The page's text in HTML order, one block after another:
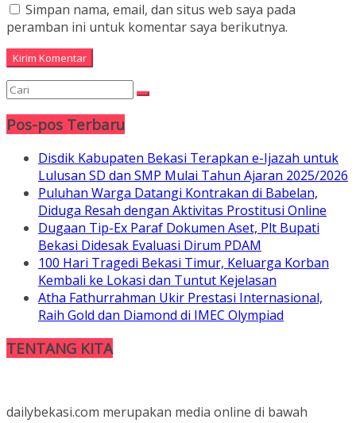
Simpan nama, email, dan situs web saya pada
peramban ini untuk komentar saya berikutnya.
Pos-pos Terbaru
Disdik Kabupaten Bekasi Terapkan e-Ijazah untuk
Lulusan SD dan SMP Mulai Tahun Ajaran 2025/2026
Puluhan Warga Datangi Kontrakan di Babelan,
Diduga Resah dengan Aktivitas Prostitusi Online
Dugaan Tip-Ex Paraf Dokumen Aset, Plt Bupati
Bekasi Didesak Evaluasi Dirum PDAM
100 Hari Tragedi Bekasi Timur, Keluarga Korban
Kembali ke Lokasi dan Tuntut Kejelasan
Atha Fathurrahman Ukir Prestasi Internasional,
Raih Gold dan Diamond di IMEC Olympiad
TENTANG KITA
dailybekasi.com merupakan media online di bawah